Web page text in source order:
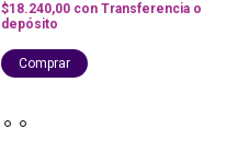
$18.240,00 con Transferencia o
depósito
Comprar